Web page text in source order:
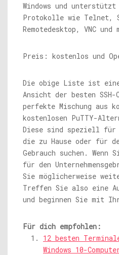
Windows und unterstützt
Protokolle wie Telnet,
Remotedesktop, VNC und
Preis: kostenlos und
Die obige Liste ist
Ansicht der besten
perfekte Mischung aus
kostenlosen PuTTY-
Diese sind speziell für
die zu Hause oder für
Gebrauch suchen. Wenn
für den
Sie möglicherweise
Treffen Sie also eine
und beginnen Sie mit
Für dich empfohlen:
12 besten
Windows 10-